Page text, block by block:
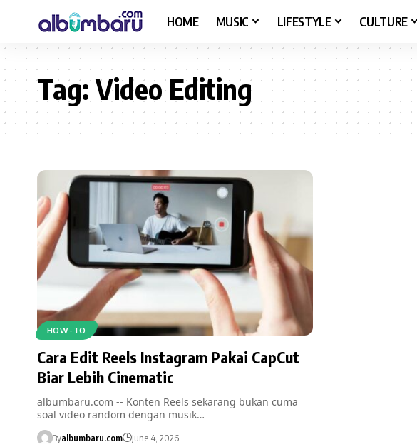
HOME MUSIC LIFESTYLE CULTURE
Tag:Video Editing
HOW-TO
Cara Edit Reels Instagram Pakai CapCut
Biar Lebih Cinematic
albumbaru.com -- Konten Reels sekarang bukan cuma
soal video random dengan musik…
Byalbumbaru.com June 4, 2026